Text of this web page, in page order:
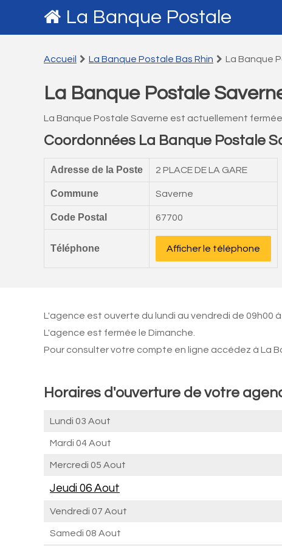
La Banque Postale
Accueil La Banque Postale Bas Rhin La Banque
La Banque Postale
La Banque Postale Saverne est actuellement fermée.
Coordonnées La Banque Postale
Adresse de la Poste 2 PLACE DE LA GARE
Commune Saverne
Code Postal 67700
Téléphone Afficher le téléphone
L'agence est ouverte du lundi au vendredi de 09h00
L'agence est fermée le Dimanche.
Pour consulter votre compte en ligne accédez à La
Horaires d'ouverture de votre
Lundi 03 Aout
Mardi 04 Aout
Mercredi 05 Aout
Jeudi 06 Aout
Vendredi 07 Aout
Samedi 08 Aout